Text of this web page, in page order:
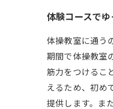
体験コースで
体操教室に通う
期間で体操教室
筋力をつけるこ
えるため、初め
提供します。ま